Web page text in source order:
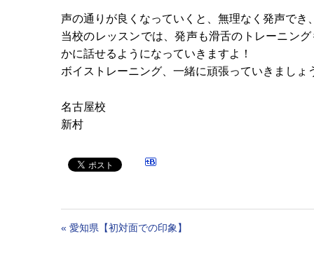
声の通りが良くなっていくと、無理なく発声でき
当校のレッスンでは、発声も滑舌のトレーニン
かに話せるようになっていきますよ！
ボイストレーニング、一緒に頑張っていきましょ
名古屋校
新村
« 愛知県【初対面での印象】